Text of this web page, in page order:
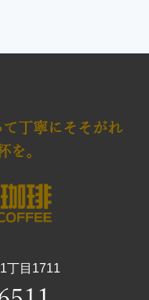
丁寧にそそがれ
を。
丁目1711